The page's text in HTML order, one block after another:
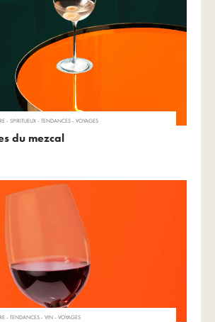
- SPIRITUEUX - TENDANCES - VOYAGES
du mezcal
- TENDANCES - VIN - VOYAGES